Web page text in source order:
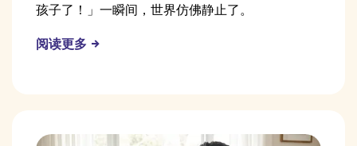
孩子了！」一瞬间，世界仿佛静止了。
阅读更多